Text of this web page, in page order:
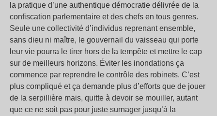
la pratique d’une authentique démocratie délivrée de la
confiscation parlementaire et des chefs en tous genres.
Seule une collectivité d’individus reprenant ensemble,
sans dieu ni maître, le gouvernail du vaisseau qui porte
leur vie pourra le tirer hors de la tempête et mettre le cap
sur de meilleurs horizons. Éviter les inondations ça
commence par reprendre le contrôle des robinets. C’est
plus compliqué et ça demande plus d’efforts que de jouer
de la serpillière mais, quitte à devoir se mouiller, autant
que ce ne soit pas pour juste surnager jusqu’à la